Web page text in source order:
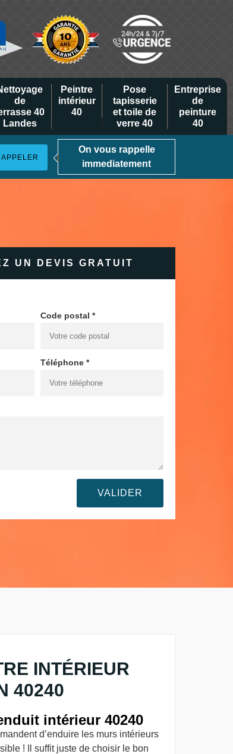
de
40
Landes
Peintre
intérieur
40
Pose
tapisserie
et toile de
verre 40
Entreprise
de
peinture
40
On vous rappelle
immediatement
UN DEVIS GRATUIT
Code postal *
Téléphone *
INTÉRIEUR
40240
intérieur 40240
d’enduire les murs intérieurs
! Il suffit juste de choisir le bon